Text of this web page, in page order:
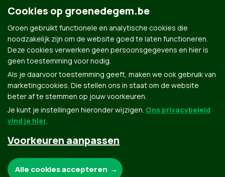
Groen.be
Cookies op groenedegem.be
Groen gebruikt functionele en analytische cookies die
noodzakelijk zijn om de website goed te laten functioneren.
Deze cookies verwerken geen persoonsgegevens en hier is
geen toestemming voor nodig.
Als je daarvoor toestemming geeft, maken we ook gebruik van
marketingcookies. Die stellen ons in staat om de website
beter af te stemmen op jouw voorkeuren.
Je kunt je instellingen hieronder wijzigen. Ons privacybeleid
vind je hier.
Voorkeuren aanpassen
Alle cookies accepteren